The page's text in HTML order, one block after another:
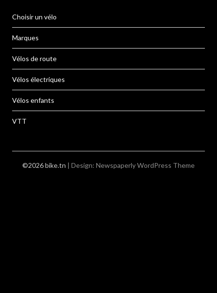
Choisir un vélo
Marques
Vélos de route
Vélos électriques
Vélos enfants
VTT
©2026 bike.tn | Design: Newspaperly WordPress Theme